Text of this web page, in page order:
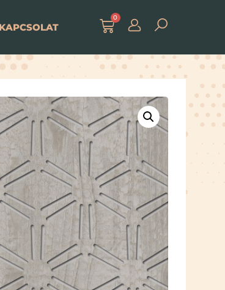
KAPCSOLAT
0